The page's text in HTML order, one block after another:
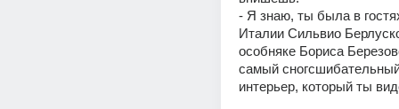
- Я знаю, ты была в
Италии Сильвио
особняке Бориса
самый
интерьер, который ты